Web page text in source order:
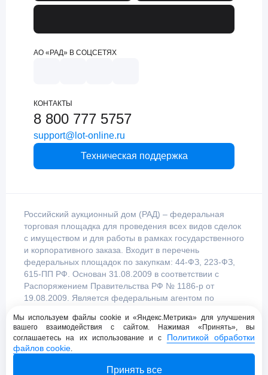
АО «РАД» В СОЦСЕТЯХ
КОНТАКТЫ
8 800 777 5757
support@lot-online.ru
Техническая поддержка
Российский аукционный дом (РАД) – федеральная
торговая площадка для проведения всех видов сделок
с имуществом и для работы в рамках государственного
и корпоративного заказа. Входит в перечень
федеральных площадок по закупкам: 44-ФЗ, 223-ФЗ,
615-ПП РФ. Основан 31.08.2009 в соответствии с
Распоряжением Правительства РФ № 1186-р от
19.08.2009. Является федеральным агентом по
Правительством Российской Федерации.
Мы используем файлы cookie и «Яндекс.Метрика» для улучшения
вашего взаимодействия с сайтом. Нажимая «Принять», вы
соглашаетесь на их использование и с Политикой обработки
файлов cookie.
Принять все